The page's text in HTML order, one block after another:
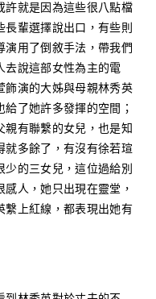
許就是因為這些很八點檔
輩選擇說出口，有些則
用了倒敘手法，帶我們
去說這部女性為主的電
飾演的大姊與母親林秀英
了她許多發揮的空間；
有聯繫的女兒，也是知
就多餘了，有沒有徐若瑄
的三女兒，這位過給別
人，她只出現在靈堂，
繫上紅線，都表現出她有